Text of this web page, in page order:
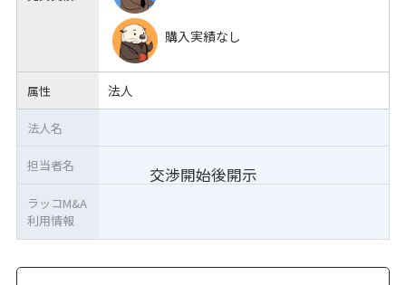
購入実績なし
属性 法人
交渉開始後開示
法人名
担当者名
ラッコM&A
利用情報